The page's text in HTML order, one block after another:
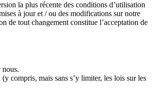
la plus récente des conditions d’utilisation
à jour et / ou des modifications sur notre
de tout changement constitue l’acceptation de
nous.
compris, mais sans s’y limiter, les lois sur les